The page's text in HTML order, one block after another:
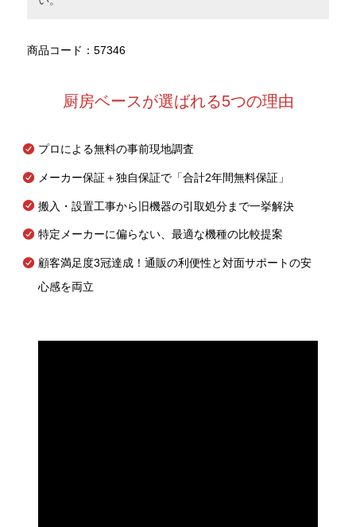
商品コード：57346
厨房ベースが選ばれる5つの理由
プロによる無料の事前現地調査
メーカー保証＋独自保証で「合計2年間無料保証」
搬入・設置工事から旧機器の引取処分まで一挙解決
特定メーカーに偏らない、最適な機種の比較提案
顧客満足度3冠達成！通販の利便性と対面サポートの安
心感を両立